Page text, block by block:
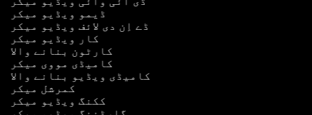
ڈیمو ویڈیو میکر
ڈے اِن دی لائف ویڈیو میکر
کار ویڈیو میکر
کارٹون بنانے والا
کامیڈی مووی میکر
کامیڈی ویڈیو بنانے والا
کمرشل میکر
ککنگ ویڈیو میکر